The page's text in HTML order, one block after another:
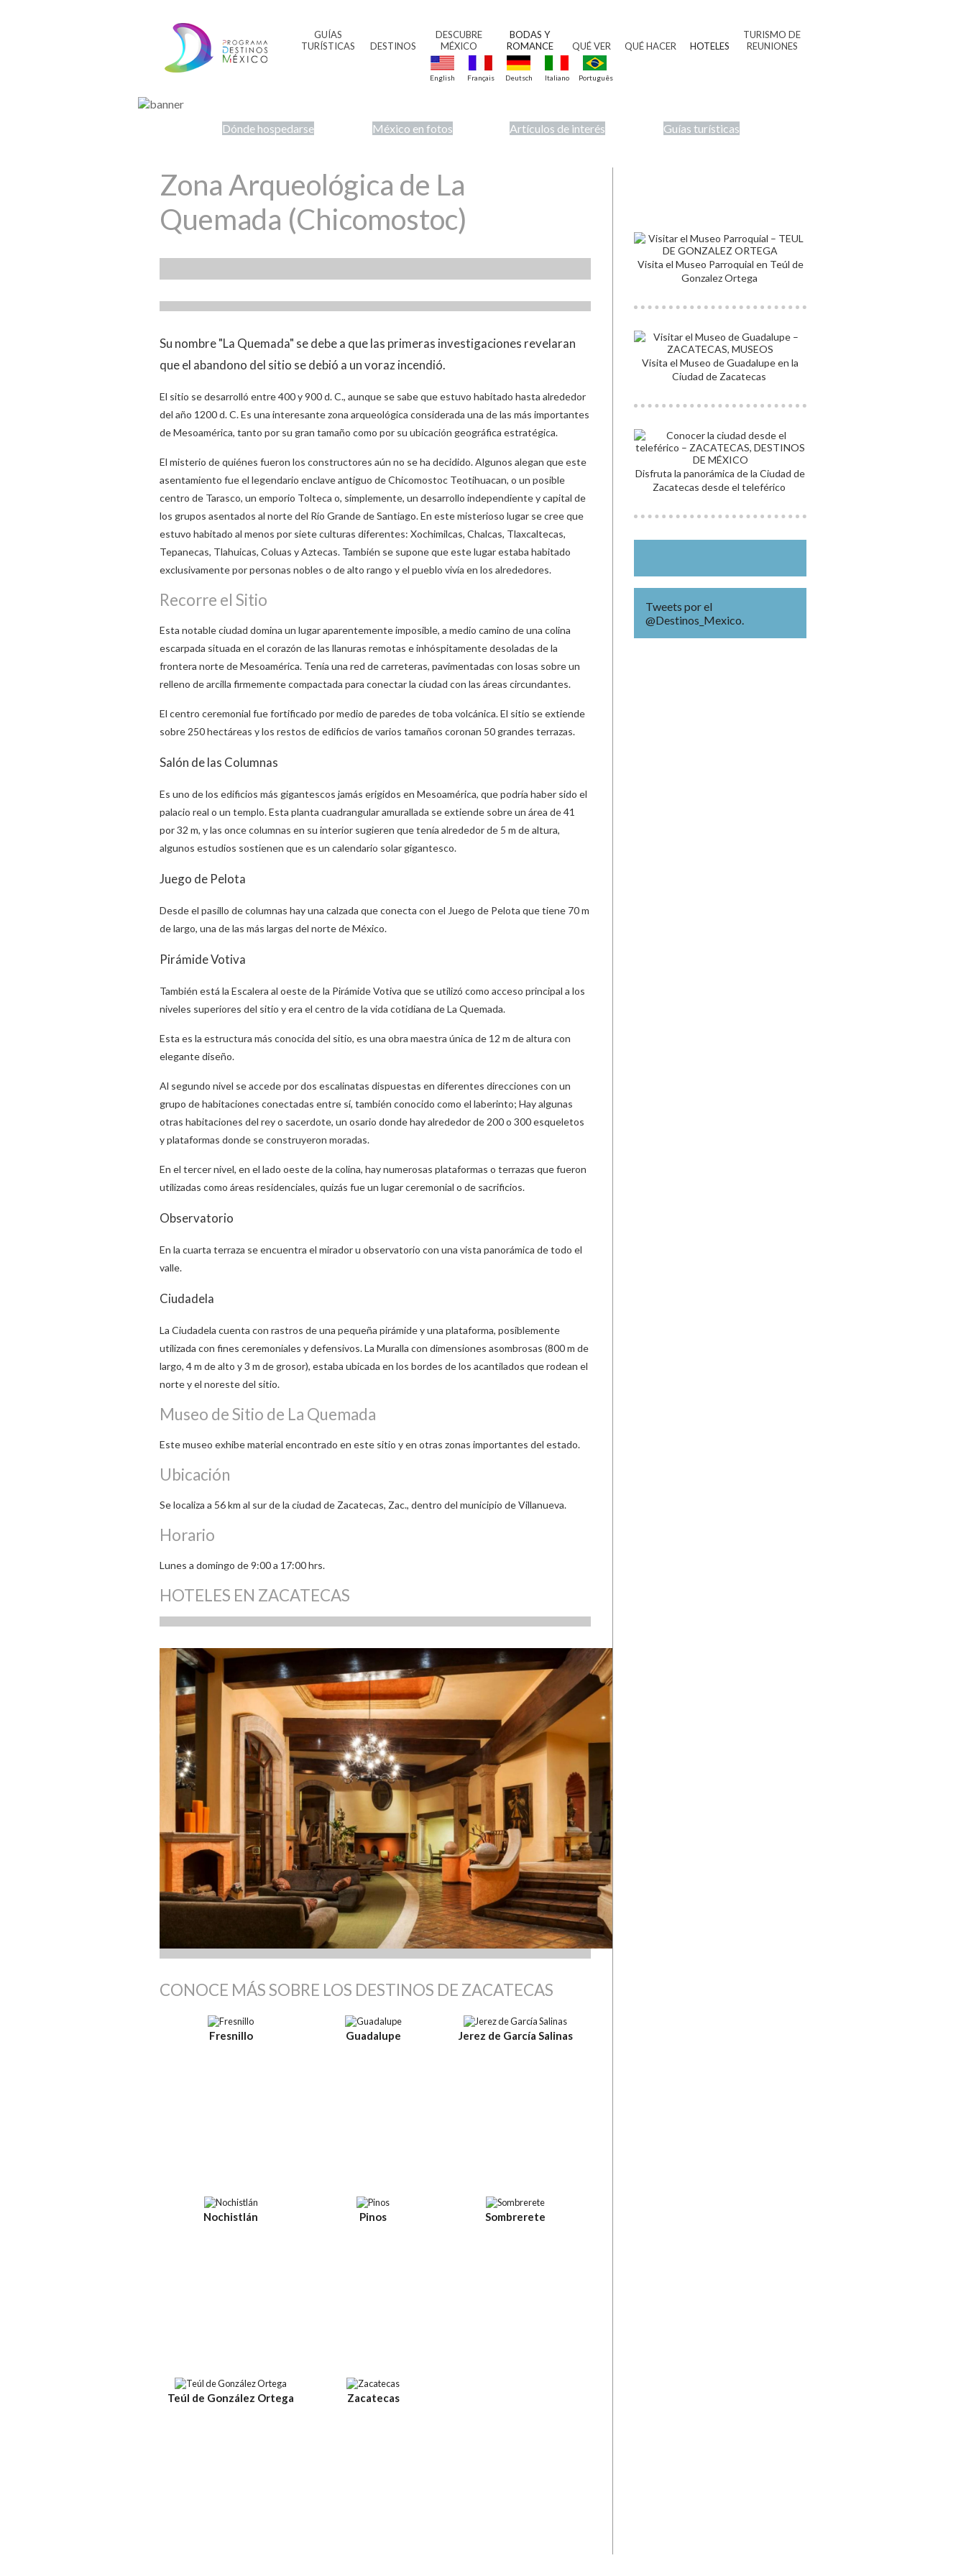
GUÍAS
TURÍSTICAS
DESTINOS
DESCUBRE
MÉXICO
BODAS Y
ROMANCE
QUÉ VER QUÉ HACER HOTELES
TURISMO DE
REUNIONES
English Français Deutsch Italiano Português
Dónde hospedarse México en fotos Artículos de interés Guías turísticas
Zona Arqueológica de La
Quemada (Chicomostoc)
Su nombre "La Quemada" se debe a que las primeras investigaciones revelaran
que el abandono del sitio se debió a un voraz incendió.
El sitio se desarrolló entre 400 y 900 d. C., aunque se sabe que estuvo habitado hasta alrededor
del año 1200 d. C. Es una interesante zona arqueológica considerada una de las más importantes
de Mesoamérica, tanto por su gran tamaño como por su ubicación geográfica estratégica.
El misterio de quiénes fueron los constructores aún no se ha decidido. Algunos alegan que este
asentamiento fue el legendario enclave antiguo de Chicomostoc Teotihuacan, o un posible
centro de Tarasco, un emporio Tolteca o, simplemente, un desarrollo independiente y capital de
los grupos asentados al norte del Río Grande de Santiago. En este misterioso lugar se cree que
estuvo habitado al menos por siete culturas diferentes: Xochimilcas, Chalcas, Tlaxcaltecas,
Tepanecas, Tlahuicas, Coluas y Aztecas. También se supone que este lugar estaba habitado
exclusivamente por personas nobles o de alto rango y el pueblo vivía en los alrededores.
Recorre el Sitio
Esta notable ciudad domina un lugar aparentemente imposible, a medio camino de una colina
escarpada situada en el corazón de las llanuras remotas e inhóspitamente desoladas de la
frontera norte de Mesoamérica. Tenía una red de carreteras, pavimentadas con losas sobre un
relleno de arcilla firmemente compactada para conectar la ciudad con las áreas circundantes.
El centro ceremonial fue fortificado por medio de paredes de toba volcánica. El sitio se extiende
sobre 250 hectáreas y los restos de edificios de varios tamaños coronan 50 grandes terrazas.
Salón de las Columnas
Es uno de los edificios más gigantescos jamás erigidos en Mesoamérica, que podría haber sido el
palacio real o un templo. Esta planta cuadrangular amurallada se extiende sobre un área de 41
por 32 m, y las once columnas en su interior sugieren que tenía alrededor de 5 m de altura,
algunos estudios sostienen que es un calendario solar gigantesco.
Juego de Pelota
Desde el pasillo de columnas hay una calzada que conecta con el Juego de Pelota que tiene 70 m
de largo, una de las más largas del norte de México.
Pirámide Votiva
También está la Escalera al oeste de la Pirámide Votiva que se utilizó como acceso principal a los
niveles superiores del sitio y era el centro de la vida cotidiana de La Quemada.
Esta es la estructura más conocida del sitio, es una obra maestra única de 12 m de altura con
elegante diseño.
Al segundo nivel se accede por dos escalinatas dispuestas en diferentes direcciones con un
grupo de habitaciones conectadas entre sí, también conocido como el laberinto; Hay algunas
otras habitaciones del rey o sacerdote, un osario donde hay alrededor de 200 o 300 esqueletos
y plataformas donde se construyeron moradas.
En el tercer nivel, en el lado oeste de la colina, hay numerosas plataformas o terrazas que fueron
utilizadas como áreas residenciales, quizás fue un lugar ceremonial o de sacrificios.
Observatorio
En la cuarta terraza se encuentra el mirador u observatorio con una vista panorámica de todo el
valle.
Ciudadela
La Ciudadela cuenta con rastros de una pequeña pirámide y una plataforma, posiblemente
utilizada con fines ceremoniales y defensivos. La Muralla con dimensiones asombrosas (800 m de
largo, 4 m de alto y 3 m de grosor), estaba ubicada en los bordes de los acantilados que rodean el
norte y el noreste del sitio.
Museo de Sitio de La Quemada
Este museo exhibe material encontrado en este sitio y en otras zonas importantes del estado.
Ubicación
Se localiza a 56 km al sur de la ciudad de Zacatecas, Zac., dentro del municipio de Villanueva.
Horario
Lunes a domingo de 9:00 a 17:00 hrs.
HOTELES EN ZACATECAS
CONOCE MÁS SOBRE LOS DESTINOS DE ZACATECAS
Fresnillo Guadalupe Jerez de García Salinas
Nochistlán Pinos Sombrerete
Teúl de González Ortega Zacatecas
Visita el Museo Parroquial en Teúl de
Gonzalez Ortega
Visita el Museo de Guadalupe en la
Ciudad de Zacatecas
Disfruta la panorámica de la Ciudad de
Zacatecas desde el teleférico
Tweets por el
@Destinos_Mexico.